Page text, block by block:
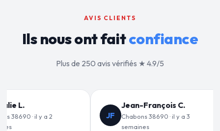
AVIS CLIENTS
Ils nous ont faitconfiance
Plus de 250 avis vérifiés ★ 4.9/5
C.
· il y a 3
VD
Valérie D.
Chabons 38690 · il y a 1 mois